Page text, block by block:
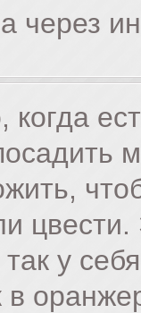
через
так у
в